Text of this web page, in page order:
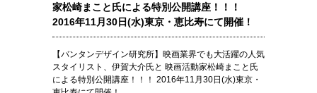
家松崎まこと氏による特別公開講座！！！
2016年11月30日(水)東京・恵比寿にて開催！
【バンタンデザイン研究所】映画業界でも大活躍の人気
スタイリスト、伊賀大介氏と 映画活動家松崎まこと氏
による特別公開講座！！！ 2016年11月30日(水)東京・